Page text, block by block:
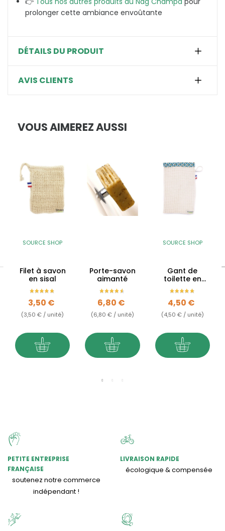
prolonger cette ambiance envoûtante
DÉTAILS DU PRODUIT
AVIS CLIENTS
VOUS AIMEREZ AUSSI
SOURCE SHOP
Filet à savon
en sisal
Prix
3,50 €
(3,50 € / unité)
Porte-savon
aimanté
Prix
6,80 €
(6,80 € / unité)
SOURCE SHOP
Gant de
toilette en
coton BIO -
Nid d'abeille
Prix
4,50 €
(4,50 € / unité)
PETITE ENTREPRISE
FRANÇAISE
soutenez notre commerce
indépendant !
LIVRAISON RAPIDE
écologique & compensée